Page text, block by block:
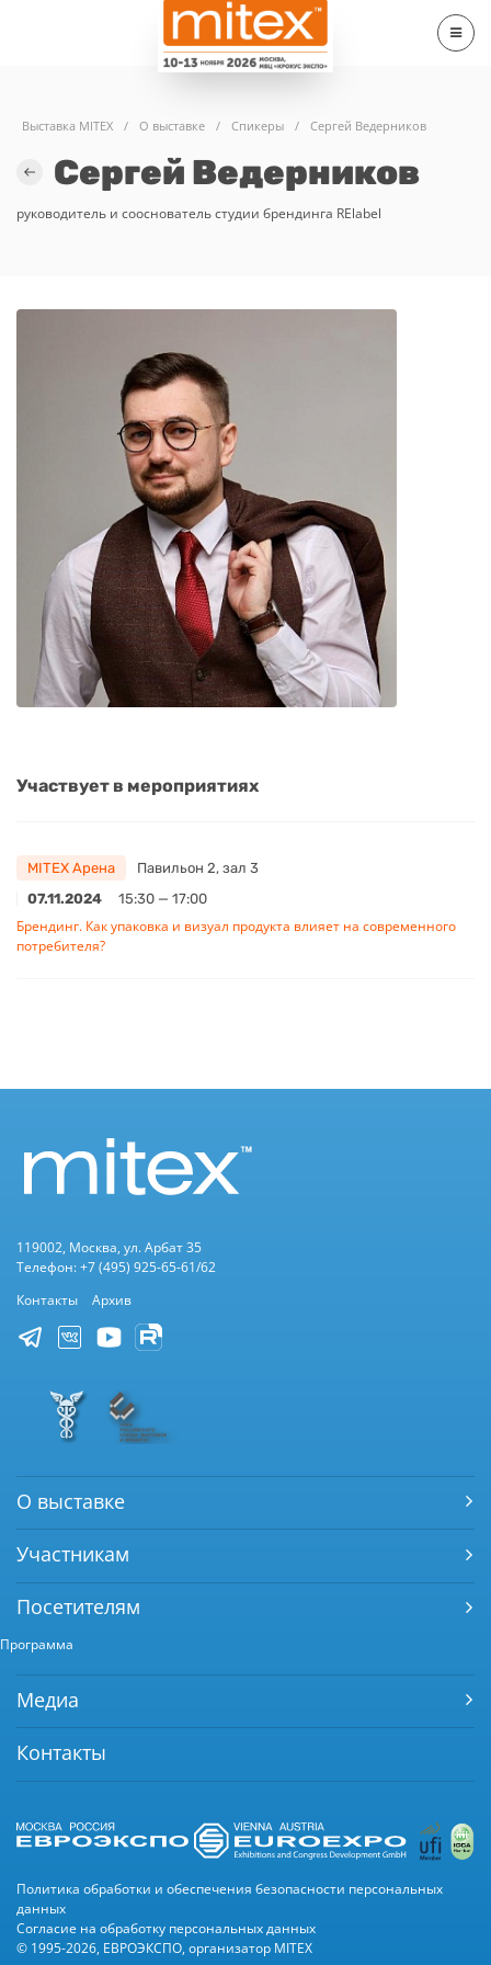
Выставка MITEX / О выставке / Спикеры / Сергей Ведерников
Сергей Ведерников
руководитель и сооснователь студии брендинга RElabel
Участвует в мероприятиях
MITEX Арена
Павильон 2, зал 3
07.11.2024
15:30 — 17:00
Брендинг. Как упаковка и визуал продукта влияет на современного
потребителя?
119002, Москва, ул. Арбат 35
Телефон: +7 (495) 925-65-61/62
Контакты
Архив
О выставке
Участникам
Посетителям
Программа
Медиа
Контакты
Политика обработки и обеспечения безопасности персональных
данных
Согласие на обработку персональных данных
© 1995-2026, ЕВРОЭКСПО, организатор MITEX